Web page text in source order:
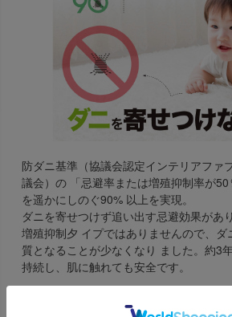
防ダニ基準（協議会認定インテリアファ
議会）の 「忌避率または増殖抑制率が50
を遥かにしのぐ90% 以上を実現。
ダニを寄せつけず追い出す忌避効果があり
増殖抑制夕 イプではありませんので、ダ
質となることが少なくなり ました。約3
持続し、肌に触れても安全です。